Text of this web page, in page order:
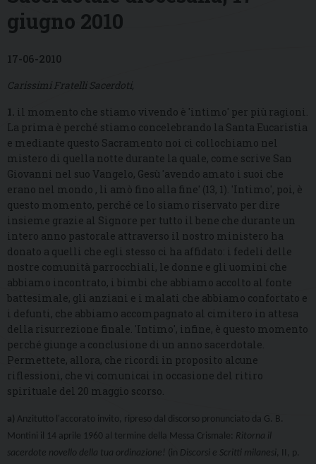
giugno 2010
17-06-2010
Carissimi Fratelli Sacerdoti,
1. il momento che stiamo vivendo è 'intimo' per più ragioni.
La prima è perché stiamo concelebrando la Santa Eucaristia
e mediante questo Sacramento noi ci collochiamo nel
mistero di quella notte durante la quale, come scrive San
Giovanni nel suo Vangelo, Gesù 'avendo amato i suoi che
erano nel mondo , li amò fino alla fine' (13, 1). 'Intimo', poi, è
questo momento, perché ce lo siamo riservato per dire
insieme grazie al Signore per tutto il bene che durante un
intero anno pastorale attraverso il nostro ministero ha
donato a quelli che egli stesso ci ha affidato: i fedeli delle
nostre comunità parrocchiali, le donne e gli uomini che
abbiamo incontrato, i bimbi che abbiamo accolto al fonte
battesimale, gli anziani e i malati che abbiamo confortato e
i defunti, che abbiamo accompagnato al cimitero in attesa
della risurrezione finale. 'Intimo', infine, è questo momento
perché giunge a conclusione di un anno sacerdotale.
Permettete, allora, che ricordi in proposito alcune
riflessioni, che vi comunicai in occasione del ritiro
spirituale del 20 maggio scorso.
a) Anzitutto l'accorato invito, ripreso dal discorso pronunciato da G. B.
Montini il 14 aprile 1960 al termine della Messa Crismale: Ritorna il
sacerdote novello della tua ordinazione! (in Discorsi e Scritti milanesi, II, p.